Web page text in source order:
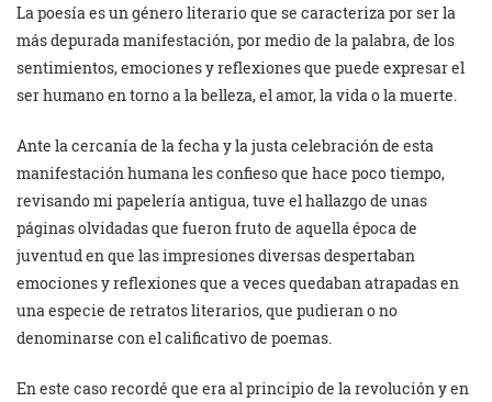
La poesía es un género literario que se caracteriza por ser la
más depurada manifestación, por medio de la palabra, de los
sentimientos, emociones y reflexiones que puede expresar el
ser humano en torno a la belleza, el amor, la vida o la muerte.
Ante la cercanía de la fecha y la justa celebración de esta
manifestación humana les confieso que hace poco tiempo,
revisando mi papelería antigua, tuve el hallazgo de unas
páginas olvidadas que fueron fruto de aquella época de
juventud en que las impresiones diversas despertaban
emociones y reflexiones que a veces quedaban atrapadas en
una especie de retratos literarios, que pudieran o no
denominarse con el calificativo de poemas.
En este caso recordé que era al principio de la revolución y en